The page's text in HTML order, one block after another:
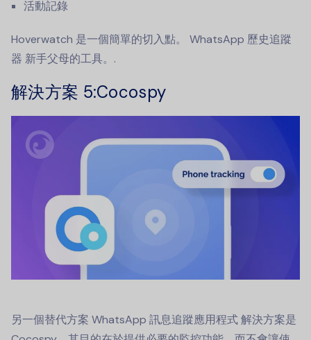
活動記錄
Hoverwatch 是一個簡單的切入點。 WhatsApp 歷史追蹤
器 新手父母的工具。.
解決方案 5:Cocospy
另一個替代方案 WhatsApp 訊息追蹤應用程式解決方案是